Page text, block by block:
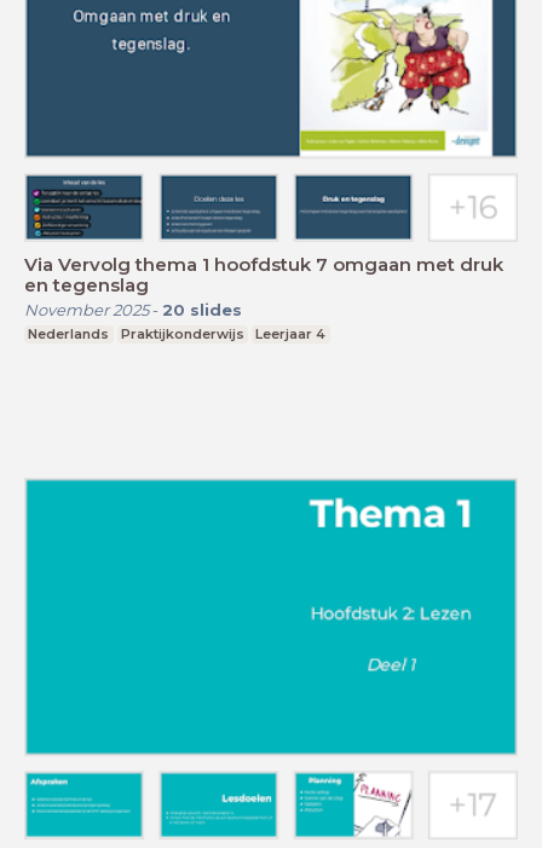
Via Vervolg thema 1 hoofdstuk 7 omgaan met druk
en tegenslag
November 2025- 20 slides
Nederlands Praktijkonderwijs Leerjaar 4